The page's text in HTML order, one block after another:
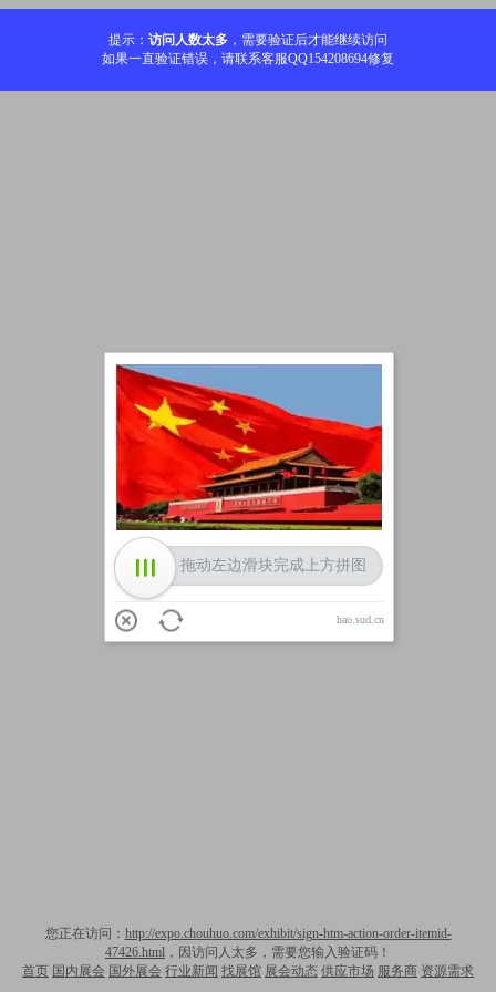
提示： 访问人数太多 ，需要验证后才能继续访问
如果一直验证错误，请联系客服QQ154208694修复
您正在访问： http://expo.chouhuo.com/exhibit/sign-htm-action-order-itemid-
47426.html ，因访问人太多，需要您输入验证码！
首页 国内展会 国外展会 行业新闻 找展馆 展会动态 供应市场 服务商 资源需求
加载中
拖动左边滑块完成上方拼图
hao.sud.cn